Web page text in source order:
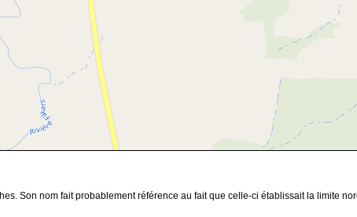
Son nom fait probablement référence au fait que celle-ci établissait la limite